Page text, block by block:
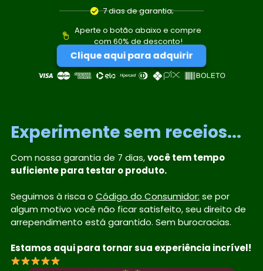
7 dias de garantia;
Aperte o botão abaixo e compre
com 60% de desconto!
Clique aqui para adquirir
Experimente sem receios...
Com nossa garantia de 7 dias,você tem tempo
suficiente para testar o produto.
Seguimos à risca o Código do Consumidor: se por
algum motivo você não ficar satisfeito, seu direito de
arrependimento está garantido. Sem burocracias.
Estamos aqui para tornar sua experiência incrível!